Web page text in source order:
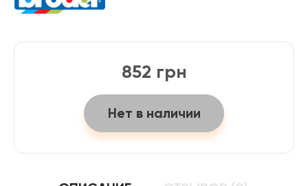
852 грн
Нет в наличии